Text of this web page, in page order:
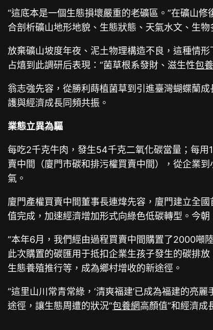
“這底本是一個生態損壞嚴重的老礦區。”在礦山
合剖析礦山地形地貌、生態狀態、天氣水文、生物
放棄礦山坡度年夜、泥土物理構造不良，這種情
占熺到此調研后表現：“菌草根系發財、滋生性包養
翁志強先容，從勝利蒔植菌草到引進臺灣蝴蝶蘭
護與經濟成長同頻共振。
業態立異為驅
每吃2千克牛肉，發生54千克二氧化碳當量；每
賣中間（廈門市碳和排污權買賣中間），從企業
氣。
廈門產權買賣中間董事長連煒先容，廈門建立全
值完成，加速經濟增加形式向綠色低碳轉型。今
“本年6月，我們經由過程買賣中間購置了2000噸
此次購置的碳匯用于抵扣企業生孩子發生的碳排
生態養殖推行等，成為鄉村增收的新途徑。
“這里山川常青常綠，‘清爽福建’已成為福建的亮
途徑，讓生態周遭的狀況“包養網高顏值”和經濟成